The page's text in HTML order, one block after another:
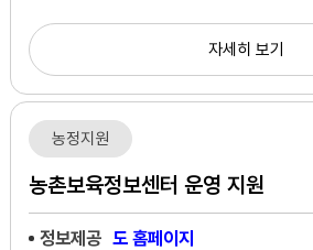
자세히 보기
농정지원
농촌보육정보센터 운영 지원
정보제공 도 홈페이지